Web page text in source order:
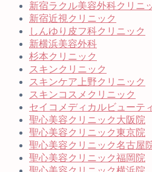
新宿ラクル美容外科クリニ
新宿近視クリニック
しんゆり皮フ科クリニック
新横浜美容外科
杉本クリニック
スキンクリニック
スキンケア上野クリニック
スキンコスメクリニック
セイコメディカルビューテ
聖心美容クリニック大阪院
聖心美容クリニック東京院
聖心美容クリニック名古屋
聖心美容クリニック福岡院